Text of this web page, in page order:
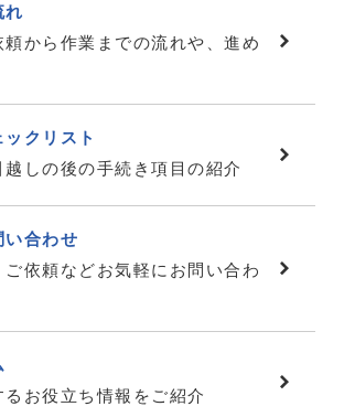
れ
頼から作業までの流れや、進め
クリスト
越しの後の手続き項目の紹介
い合わせ
ご依頼などお気軽にお問い合わ
お役立ち情報をご紹介